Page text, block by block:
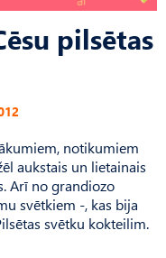
pilsētas
notikumiem
aukstais un lietainais
Arī no grandiozo
svētkiem -, kas bija
svētku kokteilim.